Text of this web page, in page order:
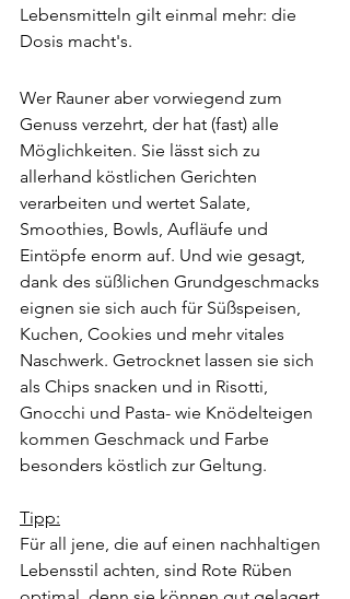
Lebensmitteln gilt einmal mehr: die
Dosis macht's.
Wer Rauner aber vorwiegend zum
Genuss verzehrt, der hat (fast) alle
Möglichkeiten. Sie lässt sich zu
allerhand köstlichen Gerichten
verarbeiten und wertet Salate,
Smoothies, Bowls, Aufläufe und
Eintöpfe enorm auf. Und wie gesagt,
dank des süßlichen Grundgeschmacks
eignen sie sich auch für Süßspeisen,
Kuchen, Cookies und mehr vitales
Naschwerk. Getrocknet lassen sie sich
als Chips snacken und in Risotti,
Gnocchi und Pasta- wie Knödelteigen
kommen Geschmack und Farbe
besonders köstlich zur Geltung.
Tipp:
Für all jene, die auf einen nachhaltigen
Lebensstil achten, sind Rote Rüben